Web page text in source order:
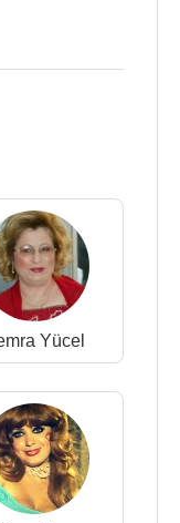
Yücel